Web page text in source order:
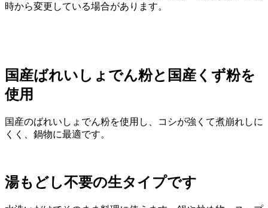
時から変更している場合があります。
国産ばれいしょでん粉と国産くず粉を
使用
国産のばれいしょでん粉を使用し、コシが強くて煮崩れしに
くく、鍋物に最適です。
湯もどし不要の生タイプです